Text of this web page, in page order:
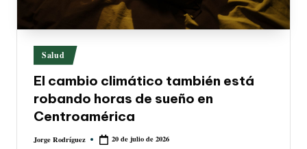
Publicado
en
Salud
El cambio climático también está
robando horas de sueño en
Centroamérica
Publicado
Jorge Rodríguez 20 de julio de 2026